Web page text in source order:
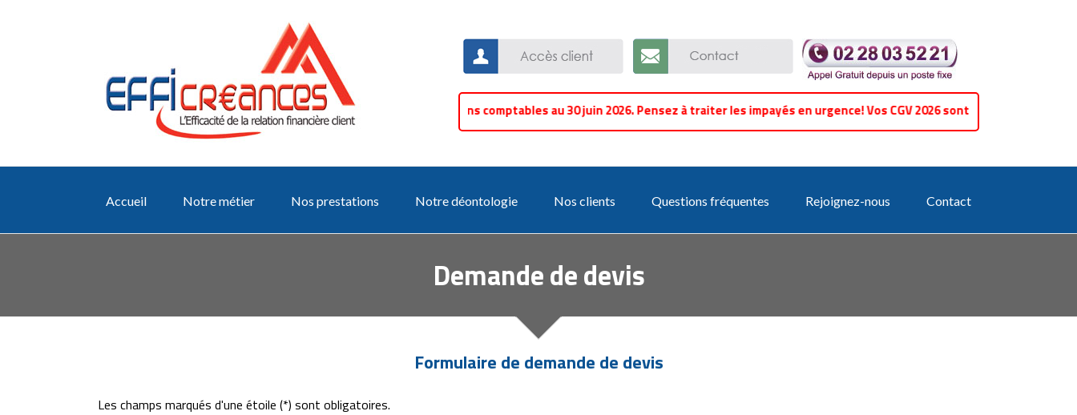
Clôtures bilans comptables au 30 juin 2026. Pensez à traiter les impayés en urgence! Vos CGV 2026 sont-elles à jour ? Faîtes
Accueil Notre métier Nos prestations Notre déontologie Nos clients Questions fréquentes Rejoignez-nous Contact
Demande de devis
Formulaire de demande de devis
Les champs marqués d'une étoile (*) sont obligatoires.